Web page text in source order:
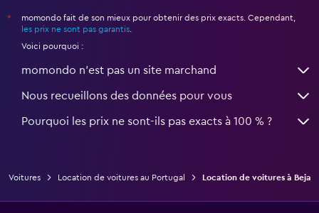
*
momondo fait de son mieux pour obtenir des prix exacts. Cependant,
les prix ne sont pas garantis
Voici pourquoi :
momondo n'est pas un site marchand
Nous recueillons des données pour vous
Pourquoi les prix ne sont-ils pas exacts à 100 % ?
Voitures Location de voitures au Portugal Location de voitures à Beja